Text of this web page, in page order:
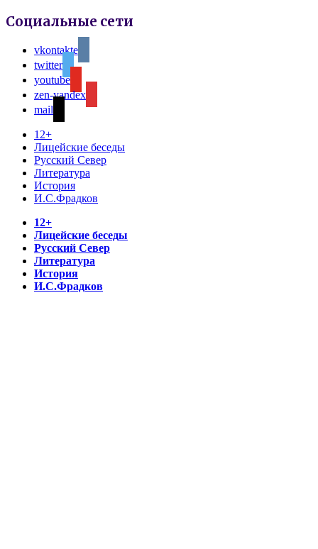
Социальные сети
vkontakte
twitter
youtube
zen-yandex
mail
12+
Лицейские беседы
Русский Север
Литература
История
И.С.Фрадков
12+
Лицейские беседы
Русский Север
Литература
История
И.С.Фрадков